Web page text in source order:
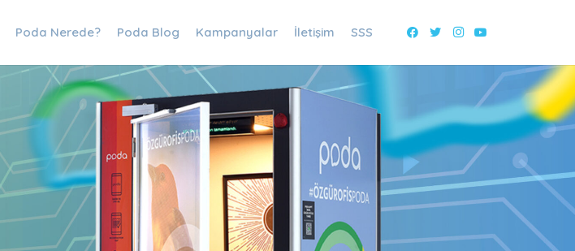
Poda Nerede? Poda Blog Kampanyalar İletişim SSS